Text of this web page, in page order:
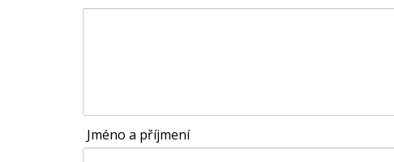
Jméno a příjmení